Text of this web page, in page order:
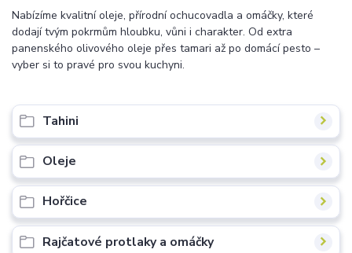
Nabízíme kvalitní oleje, přírodní ochucovadla a omáčky, které
dodají tvým pokrmům hloubku, vůni i charakter. Od extra
panenského olivového oleje přes tamari až po domácí pesto –
vyber si to pravé pro svou kuchyni.
Tahini
Oleje
Hořčice
Rajčatové protlaky a omáčky